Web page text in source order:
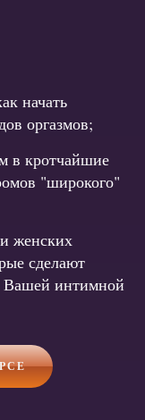
начать
оргазмов;
в кротчайшие
"широкого"
женских
сделают
Вашей интимной